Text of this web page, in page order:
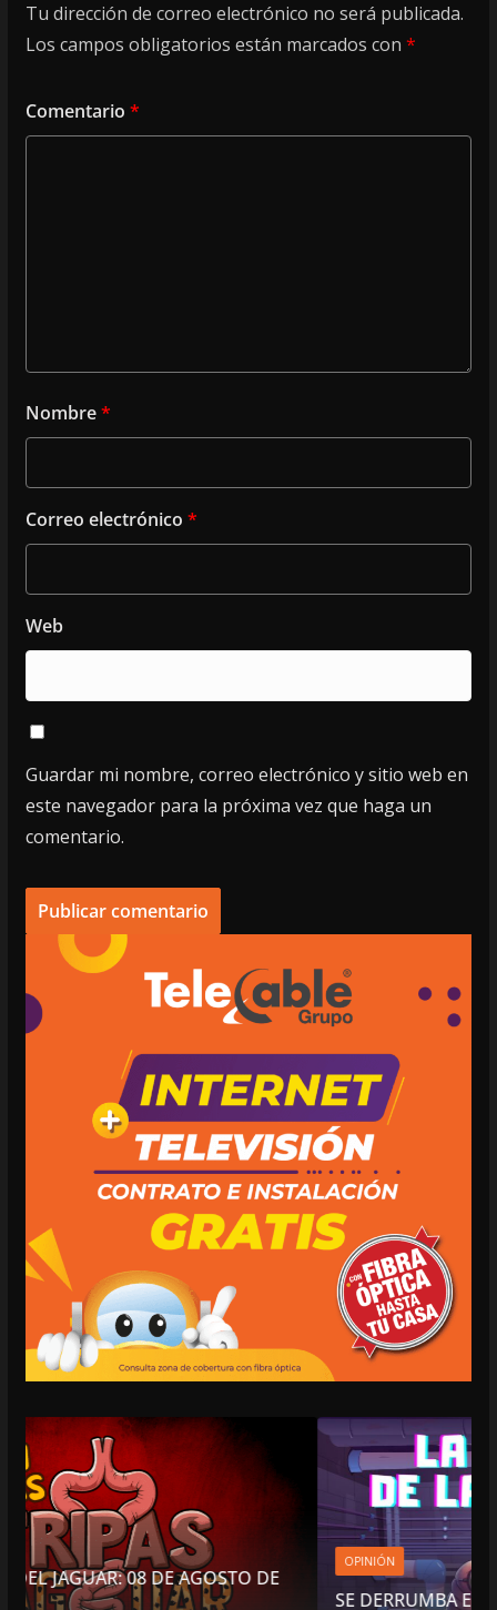
Tu dirección de correo electrónico no será publicada.
Los campos obligatorios están marcados con *
Comentario *
Nombre*
Correo electrónico *
Web
Guardar mi nombre, correo electrónico y sitio web en
este navegador para la próxima vez que haga un
comentario.
DE
OPINIÓN
SE DERRUMBA EL MITO